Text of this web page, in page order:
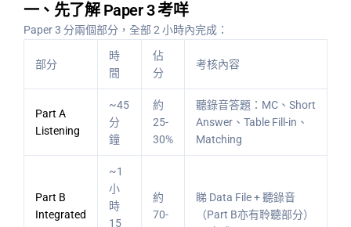
一、先了解 Paper 3 考咩
Paper 3 分兩個部分，全部 2 小時內完成：
部分
時
間
佔
分
考核內容
Part A
Listening
~45
分
鐘
約
25-
30%
聽錄音答題：MC、Short
Answer、Table Fill-in、
Matching
Part B
Integrated
~1
小
時
15
約
70-
睇 Data File + 聽錄音
（Part B亦有聆聽部分）